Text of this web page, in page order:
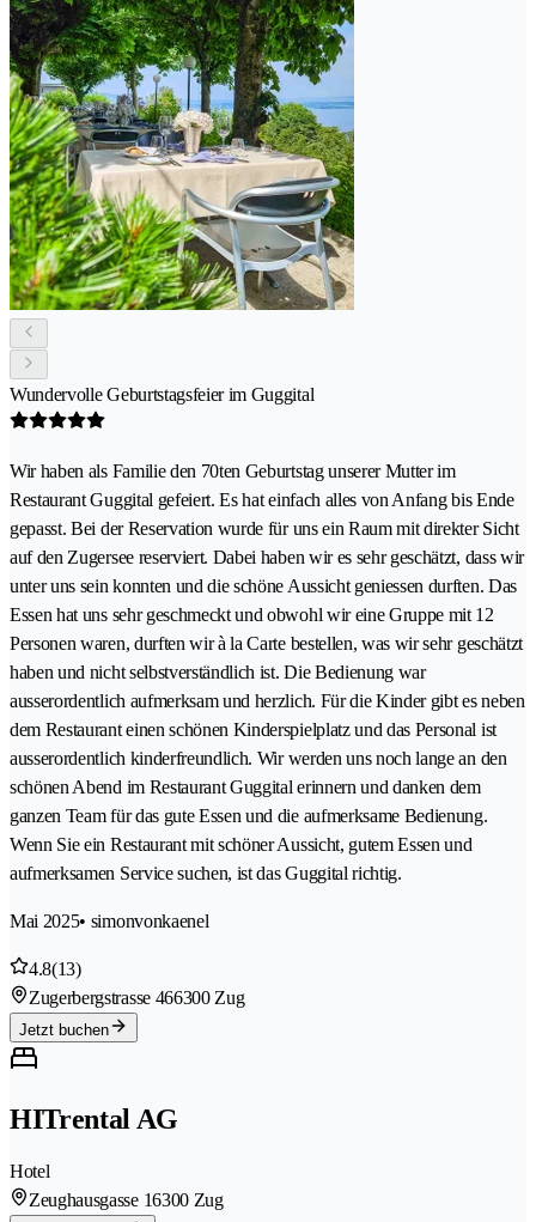
Wundervolle Geburtstagsfeier im Guggital
Wir haben als Familie den 70ten Geburtstag unserer Mutter im
Restaurant Guggital gefeiert. Es hat einfach alles von Anfang bis Ende
gepasst. Bei der Reservation wurde für uns ein Raum mit direkter Sicht
auf den Zugersee reserviert. Dabei haben wir es sehr geschätzt, dass wir
unter uns sein konnten und die schöne Aussicht geniessen durften. Das
Essen hat uns sehr geschmeckt und obwohl wir eine Gruppe mit 12
Personen waren, durften wir à la Carte bestellen, was wir sehr geschätzt
haben und nicht selbstverständlich ist. Die Bedienung war
ausserordentlich aufmerksam und herzlich. Für die Kinder gibt es neben
dem Restaurant einen schönen Kinderspielplatz und das Personal ist
ausserordentlich kinderfreundlich. Wir werden uns noch lange an den
schönen Abend im Restaurant Guggital erinnern und danken dem
ganzen Team für das gute Essen und die aufmerksame Bedienung.
Wenn Sie ein Restaurant mit schöner Aussicht, gutem Essen und
aufmerksamen Service suchen, ist das Guggital richtig.
Mai 2025• simonvonkaenel
4.8(13)
Zugerbergstrasse 466300 Zug
Jetzt buchen
HITrental AG
Hotel
Zeughausgasse 16300 Zug